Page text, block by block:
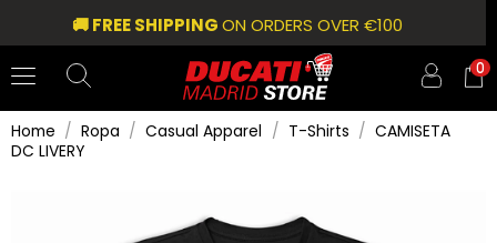
🚚 FREE SHIPPINGON ORDERS OVER €100
0
Home Ropa Casual Apparel T-Shirts
CAMISETA
DC LIVERY